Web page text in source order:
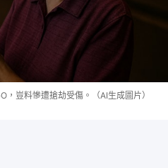
豈料慘遭搶劫受傷。（AI生成圖片）